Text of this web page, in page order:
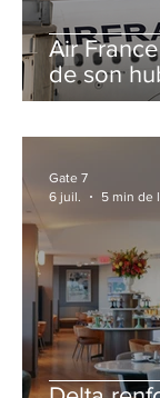
Air
de son
de Gaulle
Gate 7
6 juil.
5 min de